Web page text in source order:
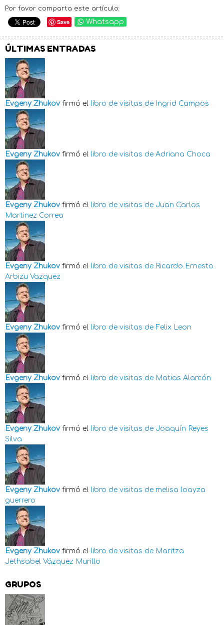
Por favor comparta este artículo:
Save Whatsapp
ÚLTIMAS ENTRADAS
Evgeny Zhukov firmó el libro de visitas de Ingrid Campos
Evgeny Zhukov firmó el libro de visitas de Adriana Choca
Evgeny Zhukov firmó el libro de visitas de Juan Carlos
Martinez Correa
Evgeny Zhukov firmó el libro de visitas de Ricardo Ernesto
Arbizu Vazquez
Evgeny Zhukov firmó el libro de visitas de Felix Leon
Evgeny Zhukov firmó el libro de visitas de Matias Alarcón
Evgeny Zhukov firmó el libro de visitas de Joaquín Reyes
Silva
Evgeny Zhukov firmó el libro de visitas de melisa loayza
guerrero
Evgeny Zhukov firmó el libro de visitas de Maritza
Jethsabel Vázquez Murillo
GRUPOS